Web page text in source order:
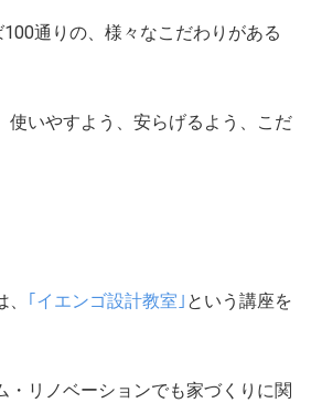
通りの、様々なこだわりがある
いやすよう、安らげるよう、こだ
｢イエンゴ設計教室｣ という講座を
リノベーションでも家づくりに関